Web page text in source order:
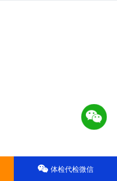
体检代检微信